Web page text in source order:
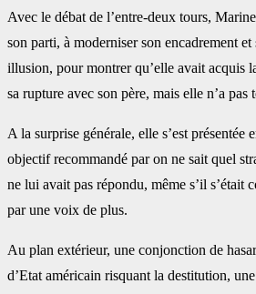
Avec le débat de l’entre-deux tours,
son parti, à moderniser son encadrement
illusion, pour montrer qu’elle avait acquis
sa rupture avec son père, mais elle n’a pas
A la surprise générale, elle s’est
objectif recommandé par on ne sait quel
ne lui avait pas répondu, même s’il s’était
par une voix de plus.
Au plan extérieur, une conjonction de
d’Etat américain risquant la destitution,